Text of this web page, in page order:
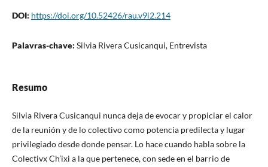
DOI: https://doi.org/10.52426/rau.v9i2.214
Palavras-chave: Silvia Rivera Cusicanqui, Entrevista
Resumo
Silvia Rivera Cusicanqui nunca deja de evocar y propiciar el calor
de la reunión y de lo colectivo como potencia predilecta y lugar
privilegiado desde donde pensar. Lo hace cuando habla sobre la
Colectivx Ch’ixi a la que pertenece, con sede en el barrio de